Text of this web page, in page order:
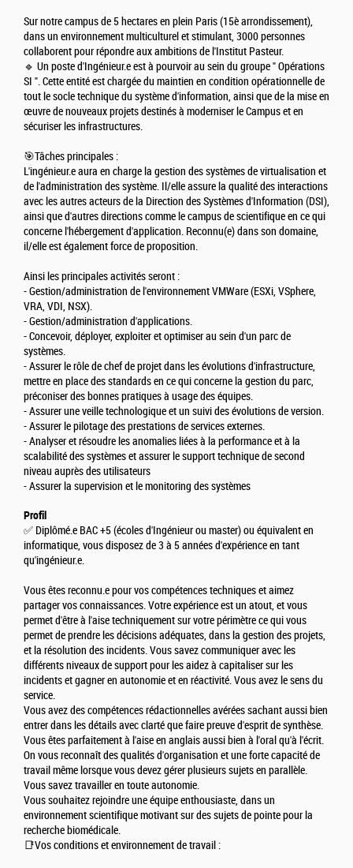
Sur notre campus de 5 hectares en plein Paris (15è arrondissement),
dans un environnement multiculturel et stimulant, 3000 personnes
collaborent pour répondre aux ambitions de l'Institut Pasteur.
🔹 Un poste d'Ingénieur.e est à pourvoir au sein du groupe " Opérations
SI ". Cette entité est chargée du maintien en condition opérationnelle de
tout le socle technique du système d'information, ainsi que de la mise en
œuvre de nouveaux projets destinés à moderniser le Campus et en
sécuriser les infrastructures.
🎯Tâches principales :
L'ingénieur.e aura en charge la gestion des systèmes de virtualisation et
de l'administration des système. Il/elle assure la qualité des interactions
avec les autres acteurs de la Direction des Systèmes d'Information (DSI),
ainsi que d'autres directions comme le campus de scientifique en ce qui
concerne l'hébergement d'application. Reconnu(e) dans son domaine,
il/elle est également force de proposition.
Ainsi les principales activités seront :
- Gestion/administration de l'environnement VMWare (ESXi, VSphere,
VRA, VDI, NSX).
- Gestion/administration d'applications.
- Concevoir, déployer, exploiter et optimiser au sein d'un parc de
systèmes.
- Assurer le rôle de chef de projet dans les évolutions d'infrastructure,
mettre en place des standards en ce qui concerne la gestion du parc,
préconiser des bonnes pratiques à usage des équipes.
- Assurer une veille technologique et un suivi des évolutions de version.
- Assurer le pilotage des prestations de services externes.
- Analyser et résoudre les anomalies liées à la performance et à la
scalabilité des systèmes et assurer le support technique de second
niveau auprès des utilisateurs
- Assurer la supervision et le monitoring des systèmes
Profil
✅ Diplômé.e BAC +5 (écoles d'Ingénieur ou master) ou équivalent en
informatique, vous disposez de 3 à 5 années d'expérience en tant
qu'ingénieur.e.
Vous êtes reconnu.e pour vos compétences techniques et aimez
partager vos connaissances. Votre expérience est un atout, et vous
permet d'être à l'aise techniquement sur votre périmètre ce qui vous
permet de prendre les décisions adéquates, dans la gestion des projets,
et la résolution des incidents. Vous savez communiquer avec les
différents niveaux de support pour les aidez à capitaliser sur les
incidents et gagner en autonomie et en réactivité. Vous avez le sens du
service.
Vous avez des compétences rédactionnelles avérées sachant aussi bien
entrer dans les détails avec clarté que faire preuve d'esprit de synthèse.
Vous êtes parfaitement à l'aise en anglais aussi bien à l'oral qu'à l'écrit.
On vous reconnaît des qualités d'organisation et une forte capacité de
travail même lorsque vous devez gérer plusieurs sujets en parallèle.
Vous savez travailler en toute autonomie.
Vous souhaitez rejoindre une équipe enthousiaste, dans un
environnement scientifique motivant sur des sujets de pointe pour la
recherche biomédicale.
📑Vos conditions et environnement de travail :